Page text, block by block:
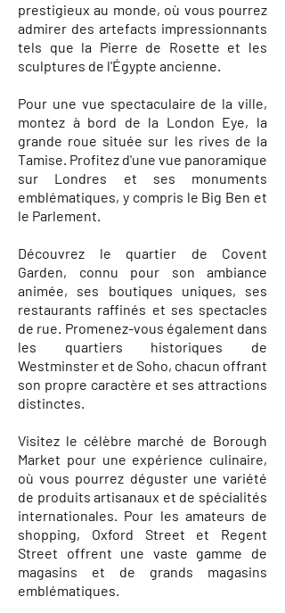
prestigieux au monde, où vous pourrez
admirer des artefacts impressionnants
tels que la Pierre de Rosette et les
sculptures de l'Égypte ancienne.
Pour une vue spectaculaire de la ville,
montez à bord de la London Eye, la
grande roue située sur les rives de la
Tamise. Profitez d'une vue panoramique
sur Londres et ses monuments
emblématiques, y compris le Big Ben et
le Parlement.
Découvrez le quartier de Covent
Garden, connu pour son ambiance
animée, ses boutiques uniques, ses
restaurants raffinés et ses spectacles
de rue. Promenez-vous également dans
les quartiers historiques de
Westminster et de Soho, chacun offrant
son propre caractère et ses attractions
distinctes.
Visitez le célèbre marché de Borough
Market pour une expérience culinaire,
où vous pourrez déguster une variété
de produits artisanaux et de spécialités
internationales. Pour les amateurs de
shopping, Oxford Street et Regent
Street offrent une vaste gamme de
magasins et de grands magasins
emblématiques.